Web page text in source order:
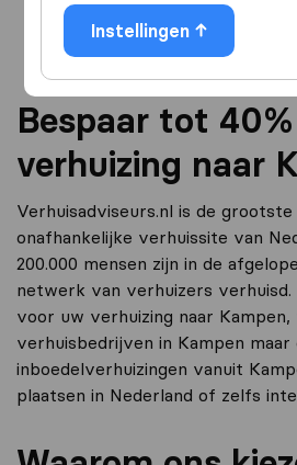
Instellingen Ga verder
Bespaar tot
verhuizing naar
Verhuisadviseurs.nl is de
onafhankelijke verhuissite van
200.000 mensen zijn in de
netwerk van verhuizers
voor uw verhuizing naar
verhuisbedrijven in Kampen
inboedelverhuizingen vanuit
plaatsen in Nederland of zelfs